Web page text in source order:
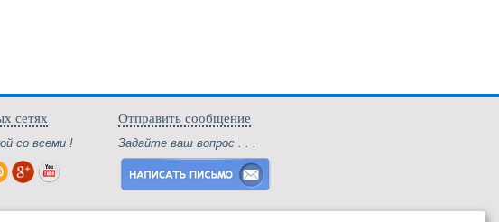
сетях
со всеми !
Отправить сообщение
Задайте ваш вопрос . . .